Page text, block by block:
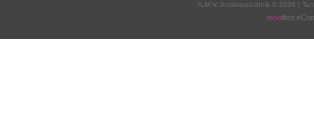
A.M.V. Antriebstechnik © 2026 |
modified